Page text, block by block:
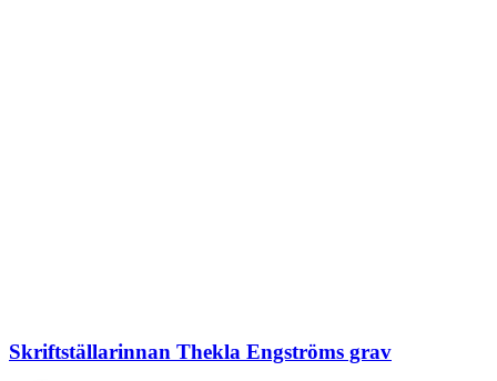
Skriftställarinnan Thekla Engströms grav